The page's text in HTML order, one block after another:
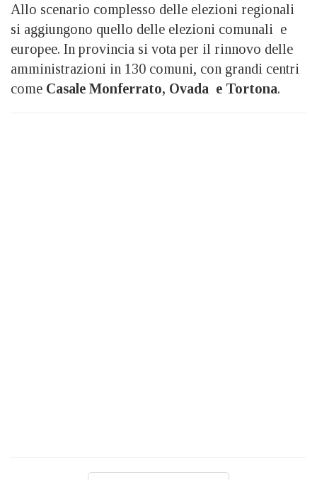
Allo scenario complesso delle elezioni regionali
si aggiungono quello delle elezioni comunali e
europee. In provincia si vota per il rinnovo delle
amministrazioni in 130 comuni, con grandi centri
come Casale Monferrato, Ovada e Tortona.